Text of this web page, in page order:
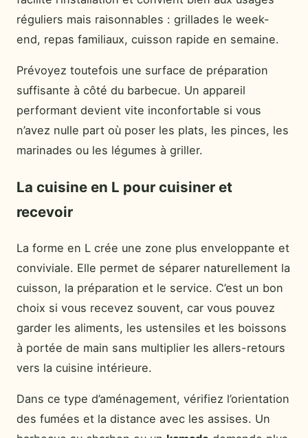
réguliers mais raisonnables : grillades le week-
end, repas familiaux, cuisson rapide en semaine.
Prévoyez toutefois une surface de préparation
suffisante à côté du barbecue. Un appareil
performant devient vite inconfortable si vous
n’avez nulle part où poser les plats, les pinces, les
marinades ou les légumes à griller.
La cuisine en L pour cuisiner et
recevoir
La forme en L crée une zone plus enveloppante et
conviviale. Elle permet de séparer naturellement la
cuisson, la préparation et le service. C’est un bon
choix si vous recevez souvent, car vous pouvez
garder les aliments, les ustensiles et les boissons
à portée de main sans multiplier les allers-retours
vers la cuisine intérieure.
Dans ce type d’aménagement, vérifiez l’orientation
des fumées et la distance avec les assises. Un